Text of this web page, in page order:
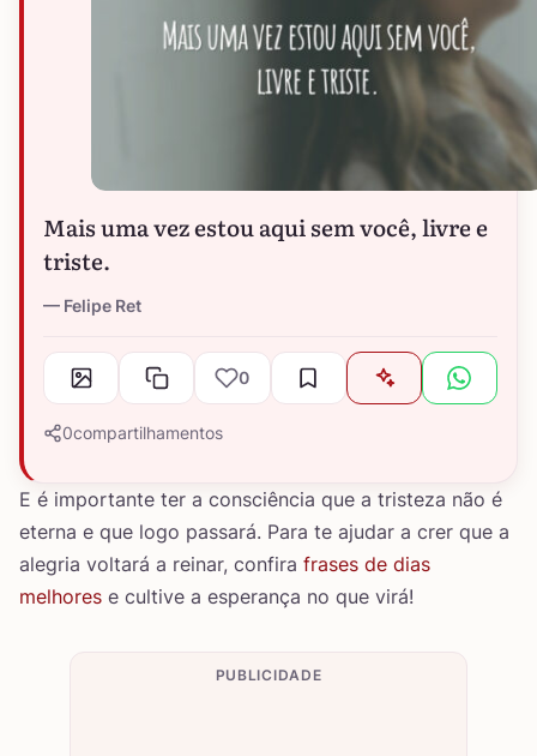
Mais uma vez estou aqui sem você, livre e
triste.
Felipe Ret
0
0compartilhamentos
E é importante ter a consciência que a tristeza não é
eterna e que logo passará. Para te ajudar a crer que a
alegria voltará a reinar, confira frases de dias
melhores e cultive a esperança no que virá!
PUBLICIDADE